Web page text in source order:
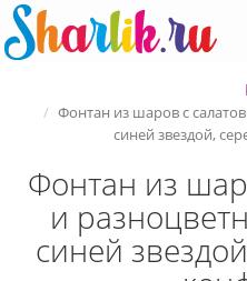
Фонтан из шаров с
синей звездой,
Фонтан из
и
синей